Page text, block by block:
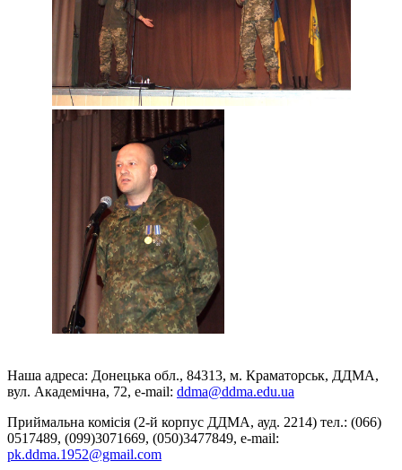
Наша адреса: Донецька обл., 84313, м. Краматорськ, ДДМА,
вул. Академічна, 72, е-mail: ddma@ddma.edu.ua
Приймальна комісія (2-й корпус ДДМА, ауд. 2214) тел.: (066)
0517489, (099)3071669, (050)3477849, e-mail:
pk.ddma.1952@gmail.com